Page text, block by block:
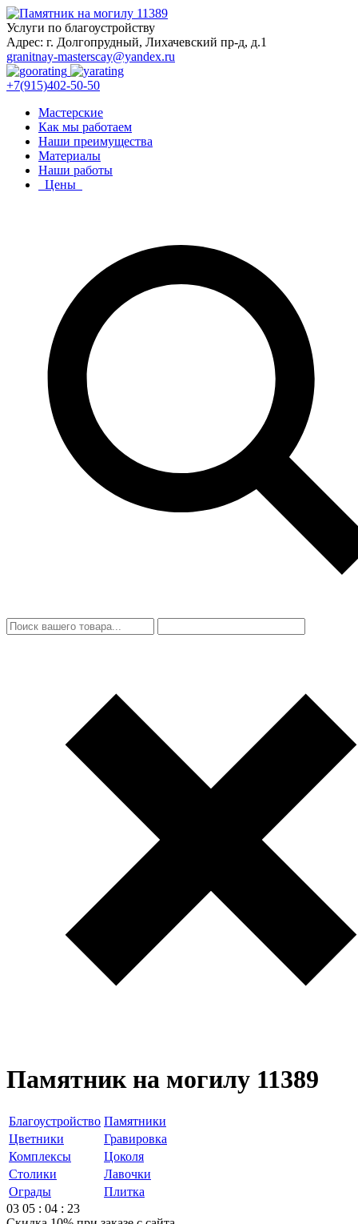
Услуги по благоустройству
Адрес: г. Долгопрудный, Лихачевский пр-д, д.1
granitnay-masterscay@yandex.ru
+7(915)402-50-50
Мастерские
Как мы работаем
Наши преимущества
Материалы
Наши работы
Цены
Памятник на могилу 11389
Благоустройство Памятники
Цветники
Гравировка
Комплексы
Цоколя
Столики
Лавочки
Ограды
Плитка
03 05 : 04 : 23